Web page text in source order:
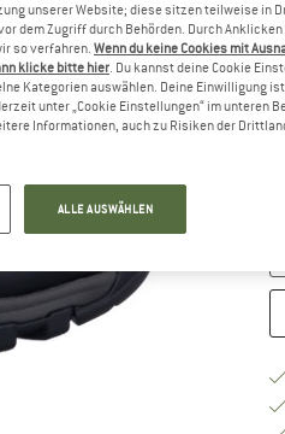
unserer Website; diese sitzen teilweise in
dem Zugriff durch Behörden. Durch Anklicken
so verfahren. Wenn du keine Cookies mit
klicke bitte hier. Du kannst deine Cookie
Kategorien auswählen. Deine Einwilligung
unter „Cookie Einstellungen“ im unteren
Informationen, auch zu Risiken der
ALLE AUSWÄHLEN